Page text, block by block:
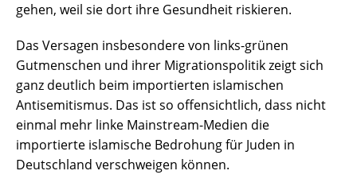
gehen, weil sie dort ihre Gesundheit riskieren.
Das Versagen insbesondere von links-grünen
Gutmenschen und ihrer Migrationspolitik zeigt sich
ganz deutlich beim importierten islamischen
Antisemitismus. Das ist so offensichtlich, dass nicht
einmal mehr linke Mainstream-Medien die
importierte islamische Bedrohung für Juden in
Deutschland verschweigen können.